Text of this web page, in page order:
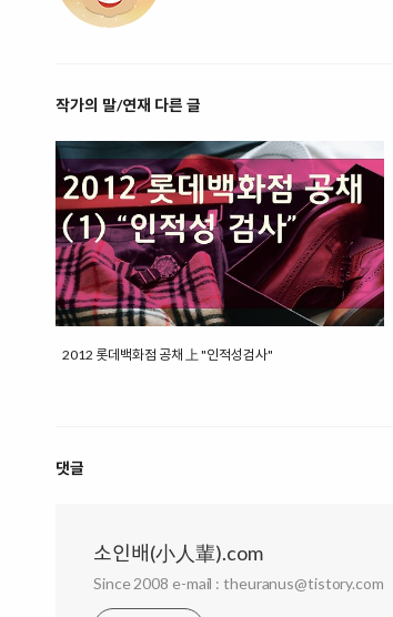
작가의 말/연재 다른 글
2012 롯데백화점 공채 上 "인적성검사"
댓글
소인배(小人輩).com
Since 2008 e-mail : theuranus@tistory.com